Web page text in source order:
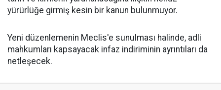
yürürlüğe girmiş kesin bir kanun bulunmuyor.
Yeni düzenlemenin Meclis'e sunulması halinde, adli
mahkumları kapsayacak infaz indiriminin ayrıntıları da
netleşecek.